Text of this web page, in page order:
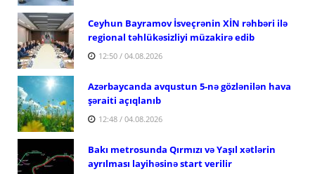
Ceyhun Bayramov İsveçrənin XİN rəhbəri ilə
regional təhlükəsizliyi müzakirə edib
12:50 / 04.08.2026
Azərbaycanda avqustun 5-nə gözlənilən hava
şəraiti açıqlanıb
12:48 / 04.08.2026
Bakı metrosunda Qırmızı və Yaşıl xətlərin
ayrılması layihəsinə start verilir